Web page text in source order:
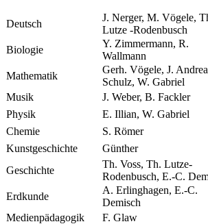
Deutsch
J. Nerger, M. Vögele,
Lutze -Rodenbusch
Biologie
Y. Zimmermann, R.
Wallmann
Mathematik
Gerh. Vögele, J.
Schulz, W. Gabriel
Musik
J. Weber, B. Fackler
Physik
E. Illian, W. Gabriel
Chemie
S. Römer
Kunstgeschichte
Günther
Geschichte
Th. Voss, Th. Lutze-
Rodenbusch, E.-C.
Erdkunde
A. Erlinghagen, E.-C.
Demisch
Medienpädagogik
F. Glaw